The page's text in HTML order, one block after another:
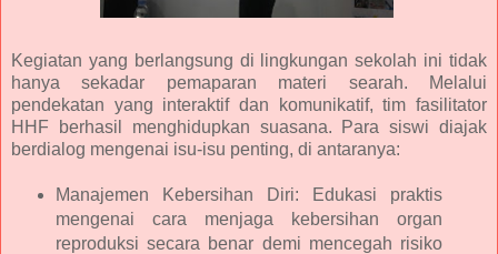
Kegiatan yang berlangsung di lingkungan sekolah ini tidak
hanya sekadar pemaparan materi searah. Melalui
pendekatan yang interaktif dan komunikatif, tim fasilitator
HHF berhasil menghidupkan suasana. Para siswi diajak
berdialog mengenai isu-isu penting, di antaranya:
Manajemen Kebersihan Diri: Edukasi praktis
mengenai cara menjaga kebersihan organ
reproduksi secara benar demi mencegah risiko